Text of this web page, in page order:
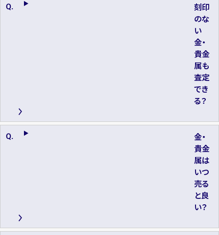
刻印
のな
い
金・
貴金
属も
査定
でき
る？
金・
貴金
属は
いつ
売る
と良
い？